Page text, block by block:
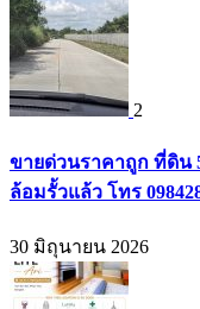
2
ขายด่วนราคาถูก ที่ดิน
ล้อมรั้วแล้ว โทร
30 มิถุนายน 2026